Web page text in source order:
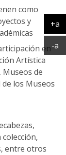
como
y
en
Artística
Museos de
los Museos
entre otros
+a
-a